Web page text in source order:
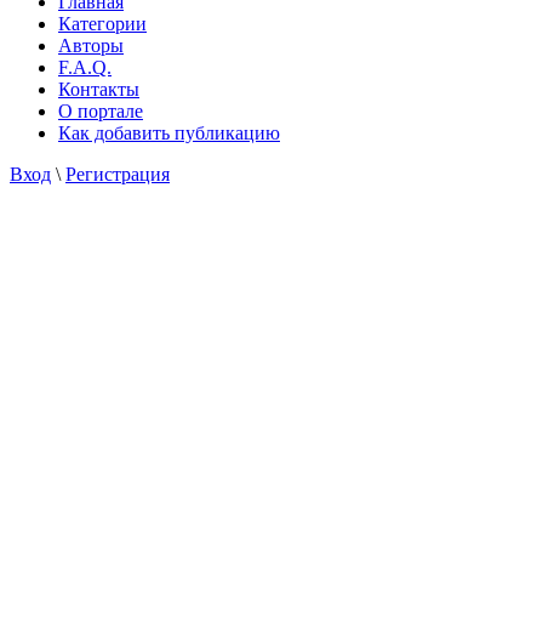
Категории
Авторы
F.A.Q.
Контакты
О портале
Как добавить публикацию
Вход \ Регистрация